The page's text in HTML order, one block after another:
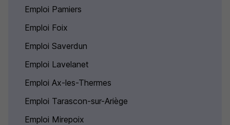
Emploi Pamiers
Emploi Foix
Emploi Saverdun
Emploi Lavelanet
Emploi Ax-les-Thermes
Emploi Tarascon-sur-Ariège
Emploi Mirepoix